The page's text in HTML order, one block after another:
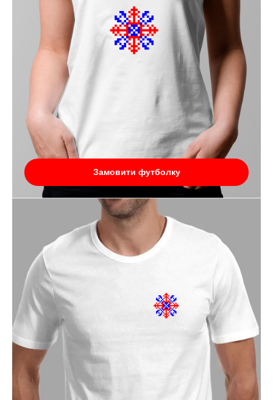
Замовити футболку